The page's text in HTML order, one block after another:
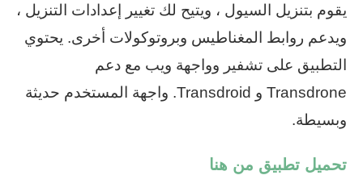
يقوم بتنزيل السيول ، ويتيح لك تغيير إعدادات التنزيل ،
ويدعم روابط المغناطيس وبروتوكولات أخرى. يحتوي
التطبيق على تشفير وواجهة ويب مع دعم
Transdrone و Transdroid. واجهة المستخدم حديثة
وبسيطة.
تحميل تطبيق من هنا